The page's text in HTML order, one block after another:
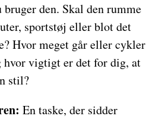
bruger den. Skal den rumme
sportstøj eller blot det
Hvor meget går eller cykler
hvor vigtigt er det for dig, at
stil?
En taske, der sidder